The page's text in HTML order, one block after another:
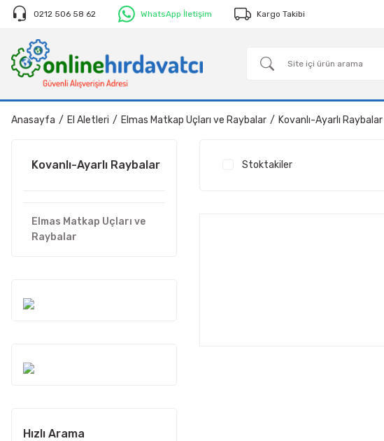
0212 506 58 62 WhatsApp İletişim Kargo Takibi
Anasayfa El Aletleri Elmas Matkap Uçları ve Raybalar Kovanlı-Ayarlı Raybalar
Kovanlı-Ayarlı Raybalar
Elmas Matkap Uçları ve
Raybalar
Hızlı Arama
Stoktakiler